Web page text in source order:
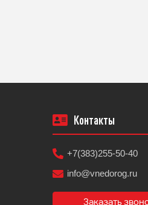
Контакты
+7(383)255-50-40
info@vnedorog.ru
Заказать